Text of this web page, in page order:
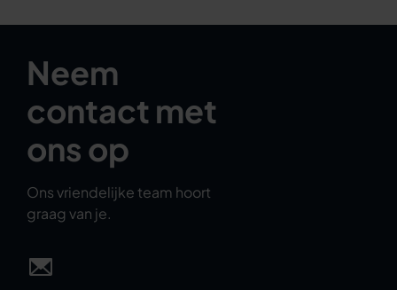
Neem
contact met
ons op
Ons vriendelijke team hoort
graag van je.